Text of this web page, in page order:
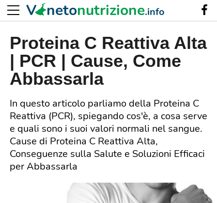
Proteina C Reattiva Alta
| PCR | Cause, Come
Abbassarla
In questo articolo parliamo della Proteina C
Reattiva (PCR), spiegando cos'è, a cosa serve
e quali sono i suoi valori normali nel sangue.
Cause di Proteina C Reattiva Alta,
Conseguenze sulla Salute e Soluzioni Efficaci
per Abbassarla
V netonutrizione.info